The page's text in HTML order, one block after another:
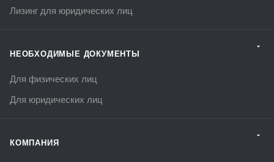
Лизинг для юридических лиц
НЕОБХОДИМЫЕ ДОКУМЕНТЫ
Для физических лиц
Для юридических лиц
КОМПАНИЯ